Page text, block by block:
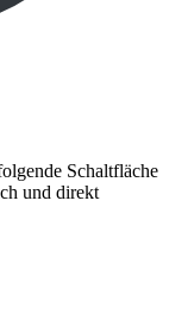
Schaltfläche
und direkt